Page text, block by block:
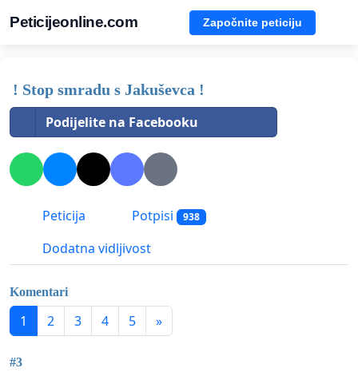
Peticijeonline.com Započnite peticiju
! Stop smradu s Jakuševca !
Podijelite na Facebooku
Peticija Potpisi 938
Dodatna vidljivost
Komentari
1 2 3 4 5 »
#3